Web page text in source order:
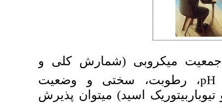
(شمارش کلی و
سختی و وضعیت
می­توان پذیرش